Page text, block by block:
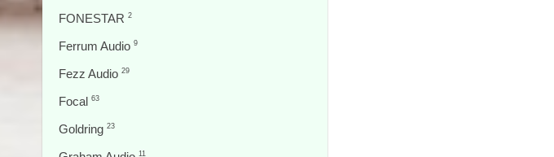
FONESTAR 2
Ferrum Audio 9
Fezz Audio 29
Focal 63
Goldring 23
11